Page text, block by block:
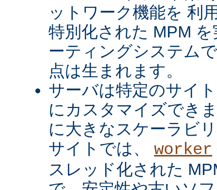
ットワーク機能を 利
特別化された MPM
ーティングシステム
点は生まれます。
サーバは特定のサイ
にカスタマイズでき
に大きなスケーラビ
サイトでは、 worker
スレッド化された